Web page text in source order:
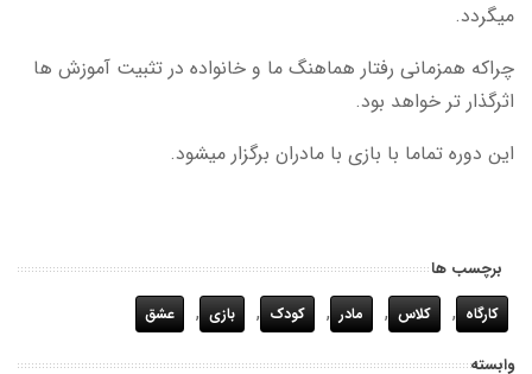
میگردد.
چراکه همزمانی رفتار هماهنگ ما و خانواده در تثبیت آموزش ها
اثرگذار تر خواهد بود.
این دوره تماما با بازی با مادران برگزار میشود.
برچسب ها
کارگاه , کلاس , مادر , کودک , بازی , عشق
وابسته